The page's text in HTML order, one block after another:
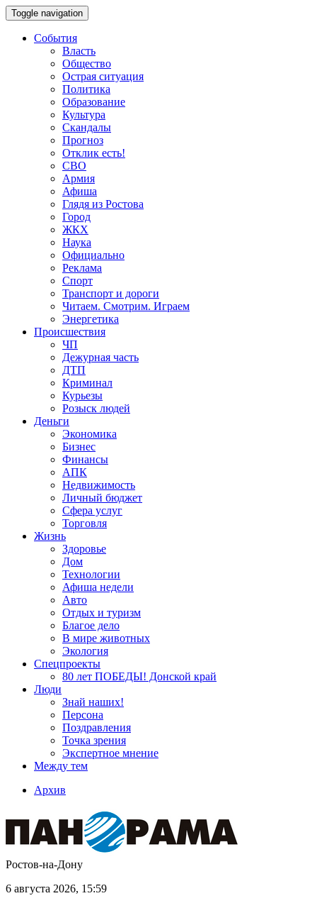
Toggle navigation
События
Власть
Общество
Острая ситуация
Политика
Образование
Культура
Скандалы
Прогноз
Отклик есть!
СВО
Армия
Афиша
Глядя из Ростова
Город
ЖКХ
Наука
Официально
Реклама
Спорт
Транспорт и дороги
Читаем. Смотрим. Играем
Энергетика
Происшествия
ЧП
Дежурная часть
ДТП
Криминал
Курьезы
Розыск людей
Деньги
Экономика
Бизнес
Финансы
АПК
Недвижимость
Личный бюджет
Сфера услуг
Торговля
Жизнь
Здоровье
Дом
Технологии
Афиша недели
Авто
Отдых и туризм
Благое дело
В мире животных
Экология
Спецпроекты
80 лет ПОБЕДЫ! Донской край
Люди
Знай наших!
Персона
Поздравления
Точка зрения
Экспертное мнение
Между тем
Архив
Ростов-на-Дону
6 августа 2026, 15:59